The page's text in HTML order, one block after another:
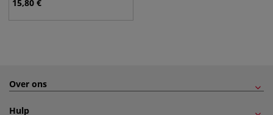
15,80 €
Over ons
Hulp